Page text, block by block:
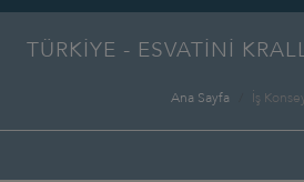
TÜRKİYE - ESVATİNİ
Ana Sayfa İş